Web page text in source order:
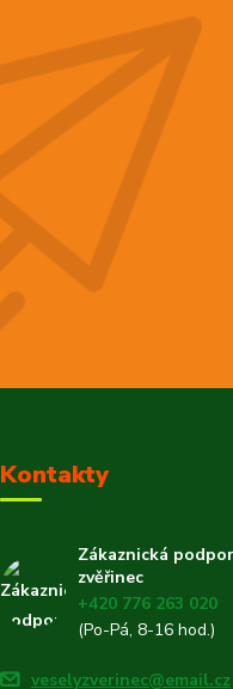
Kontakty
Zákaznická
zvěřinec
+420 776 263 020
(Po-Pá, 8-16 hod.)
veselyzverinec@email.cz